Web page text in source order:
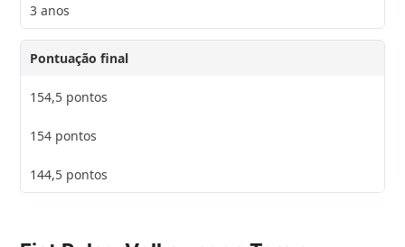
3 anos
Pontuação final
154,5 pontos
154 pontos
144,5 pontos